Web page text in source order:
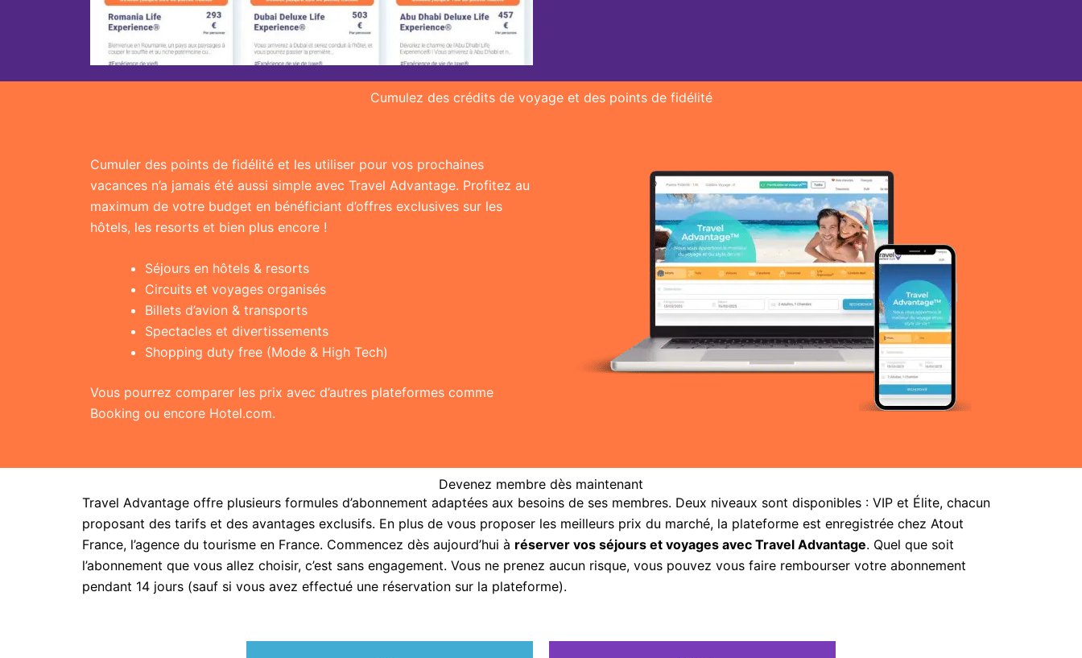
Cumulez des crédits de voyage et des points de fidélité
Cumuler des points de fidélité et les utiliser pour vos prochaines
vacances n’a jamais été aussi simple avec Travel Advantage. Profitez au
maximum de votre budget en bénéficiant d’offres exclusives sur les
hôtels, les resorts et bien plus encore !
Séjours en hôtels & resorts
Circuits et voyages organisés
Billets d’avion & transports
Spectacles et divertissements
Shopping duty free (Mode & High Tech)
Vous pourrez comparer les prix avec d’autres plateformes comme
Booking ou encore Hotel.com.
Devenez membre dès maintenant
Travel Advantage offre plusieurs formules d’abonnement adaptées aux besoins de ses membres. Deux niveaux sont disponibles : VIP et Élite, chacun
proposant des tarifs et des avantages exclusifs. En plus de vous proposer les meilleurs prix du marché, la plateforme est enregistrée chez Atout
France, l’agence du tourisme en France. Commencez dès aujourd’hui à réserver vos séjours et voyages avec Travel Advantage. Quel que soit
l’abonnement que vous allez choisir, c’est sans engagement. Vous ne prenez aucun risque, vous pouvez vous faire rembourser votre abonnement
pendant 14 jours (sauf si vous avez effectué une réservation sur la plateforme).